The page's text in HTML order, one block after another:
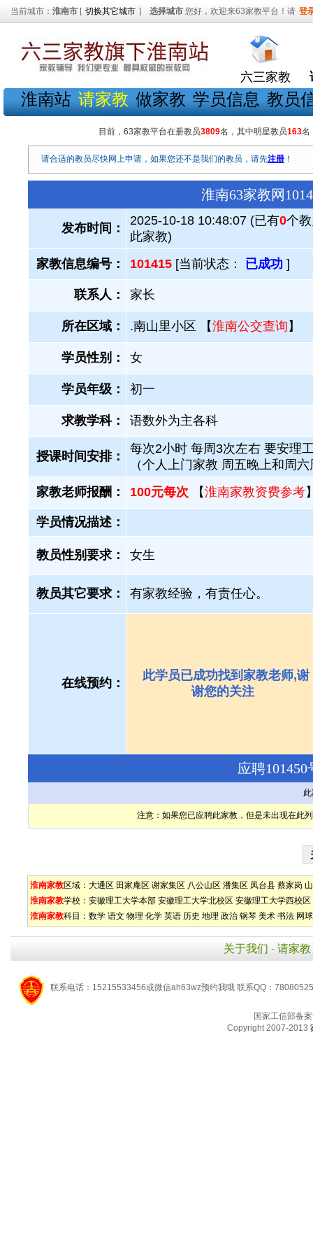
当前城市： 淮南市 [ 切换其它城市 ] 选择城市 您好，欢迎来63家教平台！请 登
六三家教
淮南站 请家教 做家教 学员信息 教员
目前，63家教平台在册教员3809名，其中明星教员163名
请合适的教员尽快网上申请，如果您还不是我们的教员，请先注册 ！
淮南63家教网
发布时间：
2025-10-18 10:48:07 (已有0个
此家教)
家教信息编号：
101415 [当前状态： 已成功 ]
联系人： 家长
所在区域： .南山里小区 【淮南公交查询 】
学员性别： 女
学员年级： 初一
求教学科： 语数外为主各科
授课时间安排：
每次2小时 每周3次左右 要安理
（个人上门家教 周五晚上和周
家教老师报酬：
100元每次 【淮南家教资费参考
学员情况描述：
教员性别要求： 女生
教员其它要求： 有家教经验，有责任心。
在线预约：
此学员已成功找到家教老师,谢
谢您的关注
应聘
注意：如果您已应聘此家教，但是未出现在此
淮南家教区域： 大通区 田家庵区 谢家集区 八公山区 潘集区 凤台县 蔡家岗
淮南家教学校： 安徽理工大学本部 安徽理工大学北校区 安徽理工大学西校区
淮南家教科目： 数学 语文 物理 化学 英语 历史 地理 政治 钢琴 美术 书法 网球
关于我们 - 请家教
联系电话：15215533456或微信ah63wz预约我哦 联系QQ：
国家工信部备
Copyright 2007-2013